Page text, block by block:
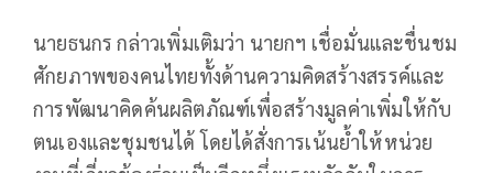
นายธนกร กล่าวเพิ่มเติมว่า นายกฯ เชื่อมั่นและชื่นชม
ศักยภาพของคนไทยทั้งด้านความคิดสร้างสรรค์และ
การพัฒนาคิดค้นผลิตภัณฑ์เพื่อสร้างมูลค่าเพิ่มให้กับ
ตนเองและชุมชนได้ โดยได้สั่งการเน้นย้ำให้หน่วย